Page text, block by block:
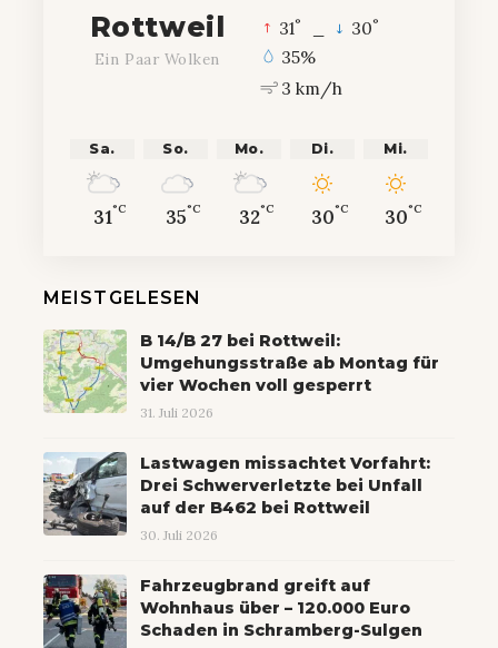
Rottweil
Ein Paar Wolken
31° 30°
35%
3 km/h
Sa.
31°C
So.
35°C
Mo.
32°C
Di.
30°C
Mi.
30°C
MEISTGELESEN
B 14/B 27 bei Rottweil:
Umgehungsstraße ab Montag für
vier Wochen voll gesperrt
31. Juli 2026
Lastwagen missachtet Vorfahrt:
Drei Schwerverletzte bei Unfall
auf der B462 bei Rottweil
30. Juli 2026
Fahrzeugbrand greift auf
Wohnhaus über – 120.000 Euro
Schaden in Schramberg-Sulgen